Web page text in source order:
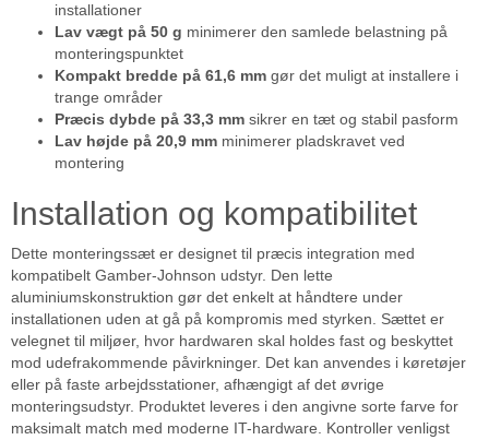
installationer
Lav vægt på 50 g minimerer den samlede belastning på
monteringspunktet
Kompakt bredde på 61,6 mm gør det muligt at installere i
trange områder
Præcis dybde på 33,3 mm sikrer en tæt og stabil pasform
Lav højde på 20,9 mm minimerer pladskravet ved
montering
Installation og kompatibilitet
Dette monteringssæt er designet til præcis integration med
kompatibelt Gamber-Johnson udstyr. Den lette
aluminiumskonstruktion gør det enkelt at håndtere under
installationen uden at gå på kompromis med styrken. Sættet er
velegnet til miljøer, hvor hardwaren skal holdes fast og beskyttet
mod udefrakommende påvirkninger. Det kan anvendes i køretøjer
eller på faste arbejdsstationer, afhængigt af det øvrige
monteringsudstyr. Produktet leveres i den angivne sorte farve for
maksimalt match med moderne IT-hardware. Kontroller venligst